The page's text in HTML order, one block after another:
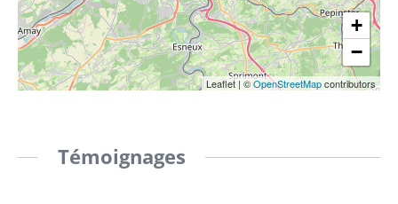
+
−
Leaflet|©OpenStreetMapcontributors
Témoignages